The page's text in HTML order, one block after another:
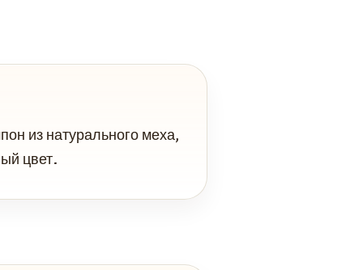
из натурального меха,
цвет.